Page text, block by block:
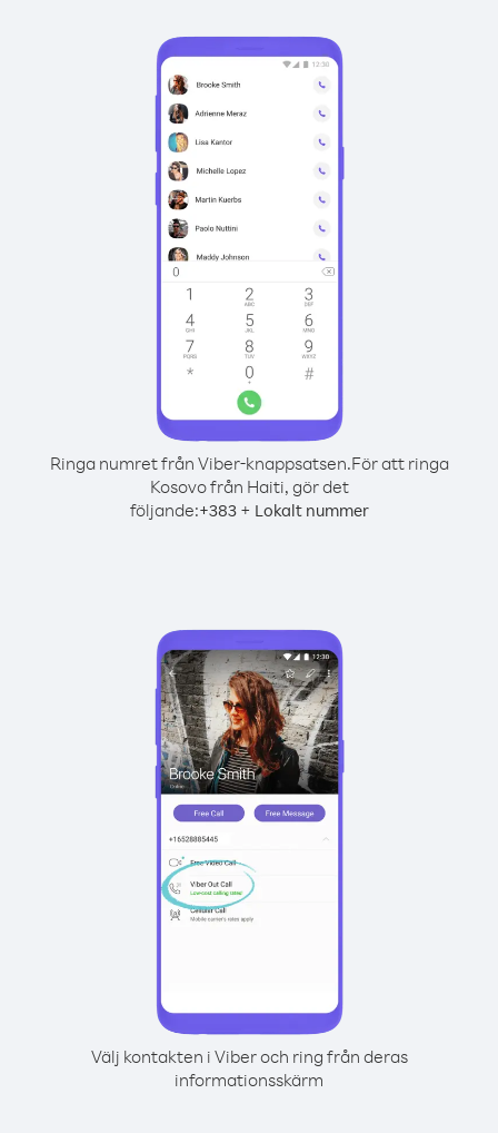
Ringa numret från Viber-knappsatsen.För att ringa
Kosovo från Haiti, gör det
följande:+383+ Lokalt nummer
Välj kontakten i Viber och ring från deras
informationsskärm